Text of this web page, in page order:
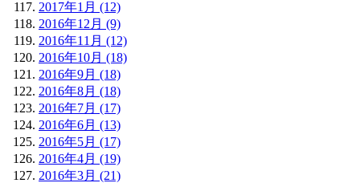
2017年1月 (12)
2016年12月 (9)
2016年11月 (12)
2016年10月 (18)
2016年9月 (18)
2016年8月 (18)
2016年7月 (17)
2016年6月 (13)
2016年5月 (17)
2016年4月 (19)
2016年3月 (21)